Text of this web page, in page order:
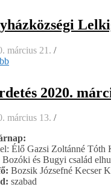
március 21. /
2020.
március 13. /
Élő Gazsi Zoltánné Tóth
Bozóki és Bugyi család
Bozsik Józsefné Kecser
szabad